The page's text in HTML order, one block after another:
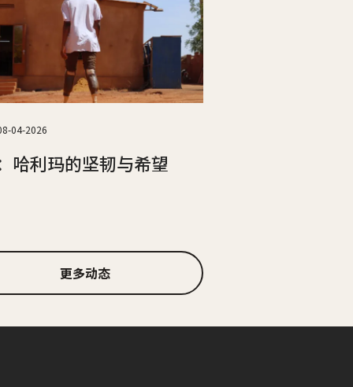
04-2026
哈利玛的坚韧与希望
更多动态